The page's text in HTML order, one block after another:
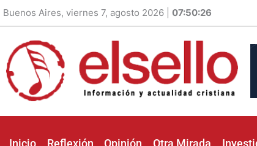
Buenos Aires, viernes 7, agosto 2026 | 07:50:28